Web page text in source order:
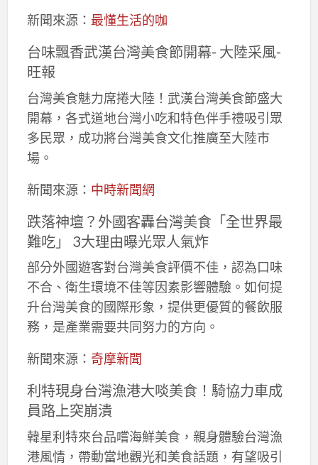
新聞來源： 最懂生活的咖
台味飄香武漢台灣美食節開幕- 大陸采風-
旺報
台灣美食魅力席捲大陸！武漢台灣美食節盛大
開幕，各式道地台灣小吃和特色伴手禮吸引眾
多民眾，成功將台灣美食文化推廣至大陸市
場。
新聞來源： 中時新聞網
跌落神壇？外國客轟台灣美食「全世界最
難吃」 3大理由曝光眾人氣炸
部分外國遊客對台灣美食評價不佳，認為口味
不合、衛生環境不佳等因素影響體驗。如何提
升台灣美食的國際形象，提供更優質的餐飲服
務，是產業需要共同努力的方向。
新聞來源： 奇摩新聞
利特現身台灣漁港大啖美食！騎協力車成
員路上突崩潰
韓星利特來台品嚐海鮮美食，親身體驗台灣漁
港風情，帶動當地觀光和美食話題，有望吸引